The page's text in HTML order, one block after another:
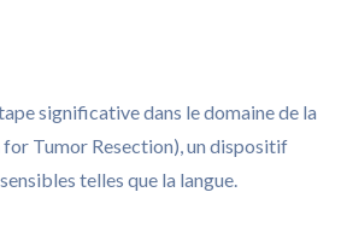
significative dans le domaine de la
Tumor Resection), un dispositif
telles que la langue.